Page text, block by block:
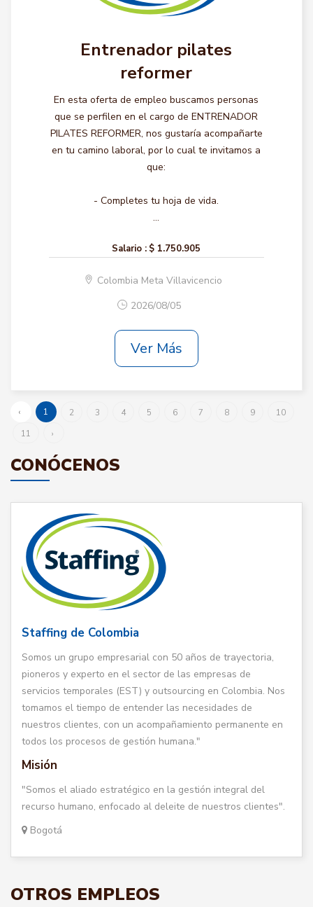
Entrenador pilates
reformer
En esta oferta de empleo buscamos personas
que se perfilen en el cargo de ENTRENADOR
PILATES REFORMER, nos gustaría acompañarte
en tu camino laboral, por lo cual te invitamos a
que:
- Completes tu hoja de vida.
...
Salario : $ 1.750.905
Colombia Meta Villavicencio
2026/08/05
Ver Más
‹ 1 2 3 4 5 6 7 8 9
10
11
›
CONÓCENOS
Staffing de Colombia
Somos un grupo empresarial con 50 años de trayectoria,
pioneros y experto en el sector de las empresas de
servicios temporales (EST) y outsourcing en Colombia. Nos
tomamos el tiempo de entender las necesidades de
nuestros clientes, con un acompañamiento permanente en
todos los procesos de gestión humana."
Misión
"Somos el aliado estratégico en la gestión integral del
recurso humano, enfocado al deleite de nuestros clientes".
Bogotá
OTROS EMPLEOS